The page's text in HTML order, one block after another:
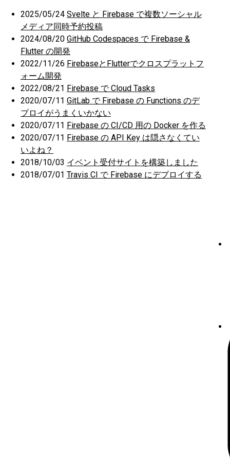
2025/05/24 Svelte と Firebase で複数ソーシャル
メディア同時予約投稿
2024/08/20 GitHub Codespaces で Firebase &
Flutter の開発
2022/11/26 FirebaseとFlutterでクロスプラットフ
ォーム開発
2022/08/21 Firebase で Cloud Tasks
2020/07/11 GitLab で Firebase の Functions のデ
プロイがうまくいかない
2020/07/11 Firebase の CI/CD 用の Docker を作る
2020/07/11 Firebase の API Key は隠さなくてい
いよね？
2018/10/03 イベント受付サイトを構築しました
2018/07/01 Travis CI で Firebase にデプロイする